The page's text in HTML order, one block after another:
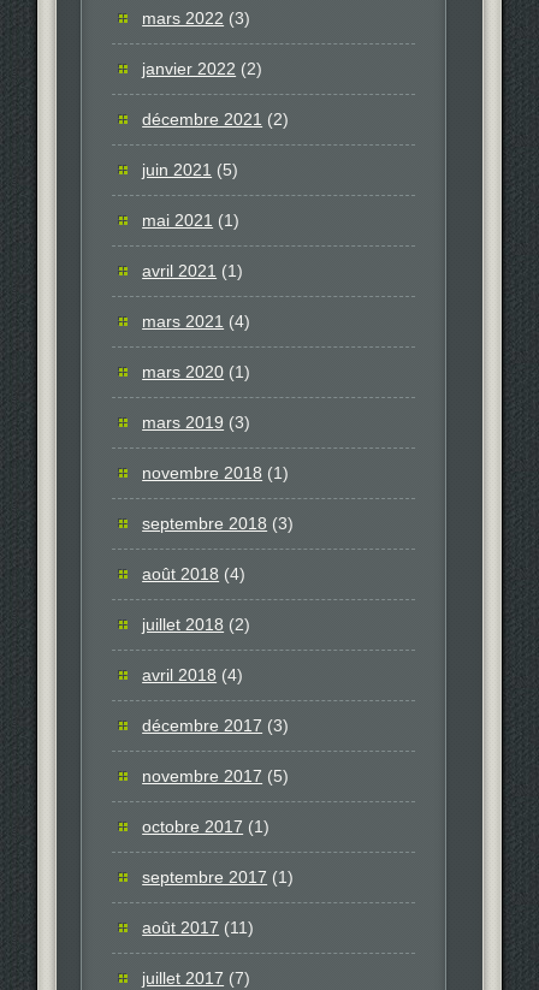
mars 2022 (3)
janvier 2022 (2)
décembre 2021 (2)
juin 2021 (5)
mai 2021 (1)
avril 2021 (1)
mars 2021 (4)
mars 2020 (1)
mars 2019 (3)
novembre 2018 (1)
septembre 2018 (3)
août 2018 (4)
juillet 2018 (2)
avril 2018 (4)
décembre 2017 (3)
novembre 2017 (5)
octobre 2017 (1)
septembre 2017 (1)
août 2017 (11)
juillet 2017 (7)